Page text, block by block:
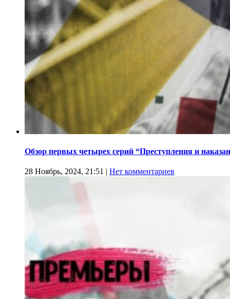
Обзор первых четырех серий “Преступления и
28 Ноябрь, 2024, 21:51 | Нет комментариев